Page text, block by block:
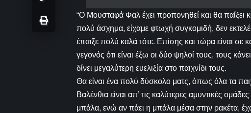
“Ο Μουσταφά Φαλ έχει προπονηθεί και θα παίξει
πολύ άσχημα, είχαμε φτωχή συγκομιδή, δεν
έπαιξε πολύ καλά τότε. Επίσης και τώρα είναι
γεγονός ότι είναι έξω οι δύο ψηλοί τους, τους
δίνει μεγαλύτερη ευελιξία στο παιχνίδι τους.
Θα είναι ένα πολύ δύσκολο ματς, όπως όλα τα
Βαλένθια είναι απ’ τις καλύτερες αμυντικές
μπάλα, ενώ αν πάει η μπάλα μέσα στην ρακέτα,